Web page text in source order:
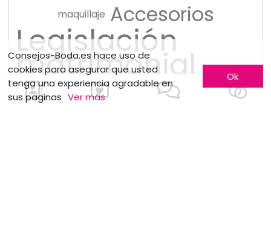
maquillaje Accesorios
Legislación
matrimonial
Luna de miel Recepción
Consejos-Boda.es hace uso de
cookies para asegurar que usted
tenga una experiencia agradable en
sus paginas Ver más
Ok